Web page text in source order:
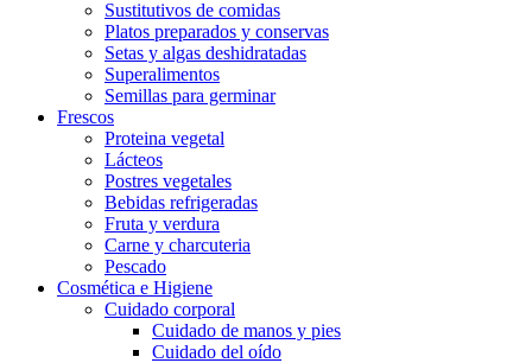
Sustitutivos de comidas
Platos preparados y conservas
Setas y algas deshidratadas
Superalimentos
Semillas para germinar
Frescos
Proteina vegetal
Lácteos
Postres vegetales
Bebidas refrigeradas
Fruta y verdura
Carne y charcuteria
Pescado
Cosmética e Higiene
Cuidado corporal
Cuidado de manos y pies
Cuidado del oído